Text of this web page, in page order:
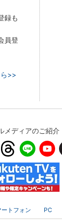
録も
員登
>>
メディアのご紹介
ートフォン PC